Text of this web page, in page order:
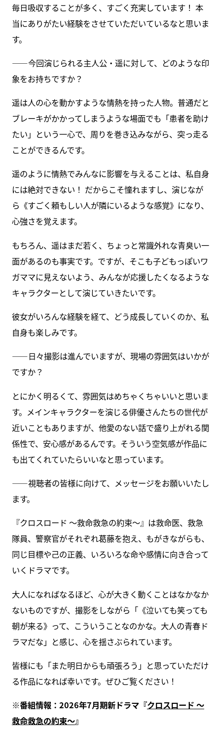
毎日吸収することが多く、すごく充実しています！ 本
当にありがたい経験をさせていただいているなと思いま
す。
――今回演じられる主人公・遥に対して、どのような印
象をお持ちですか？
遥は人の心を動かすような情熱を持った人物。普通だと
ブレーキがかかってしまうような場面でも「患者を助け
たい」という一心で、周りを巻き込みながら、突っ走る
ことができるんです。
遥のように情熱でみんなに影響を与えることは、私自身
には絶対できない！ だからこそ憧れますし、演じなが
ら《すごく頼もしい人が隣にいるような感覚》になり、
心強さを覚えます。
もちろん、遥はまだ若く、ちょっと常識外れな青臭い一
面があるのも事実です。ですが、そこも子どもっぽいワ
ガママに見えないよう、みんなが応援したくなるような
キャラクターとして演じていきたいです。
彼女がいろんな経験を経て、どう成長していくのか、私
自身も楽しみです。
――日々撮影は進んでいますが、現場の雰囲気はいかが
ですか？
とにかく明るくて、雰囲気はめちゃくちゃいいと思いま
す。メインキャラクターを演じる俳優さんたちの世代が
近いこともありますが、他愛のない話で盛り上がれる関
係性で、安心感があるんです。そういう空気感が作品に
も出てくれていたらいいなと思っています。
――視聴者の皆様に向けて、メッセージをお願いいたし
ます。
『クロスロード ～救命救急の約束～』は救命医、救急
隊員、警察官がそれぞれ葛藤を抱え、もがきながらも、
同じ目標や己の正義、いろいろな命や感情に向き合って
いくドラマです。
大人になればなるほど、心が大きく動くことはなかなか
ないものですが、撮影をしながら「《泣いても笑っても
朝が来る》って、こういうことなのかな。大人の青春ド
ラマだな」と感じ、心を揺さぶられています。
皆様にも「また明日からも頑張ろう」と思っていただけ
る作品になれば幸いです。ぜひご覧ください！
※番組情報：2026年7月期新ドラマ『クロスロード ～
救命救急の約束～』